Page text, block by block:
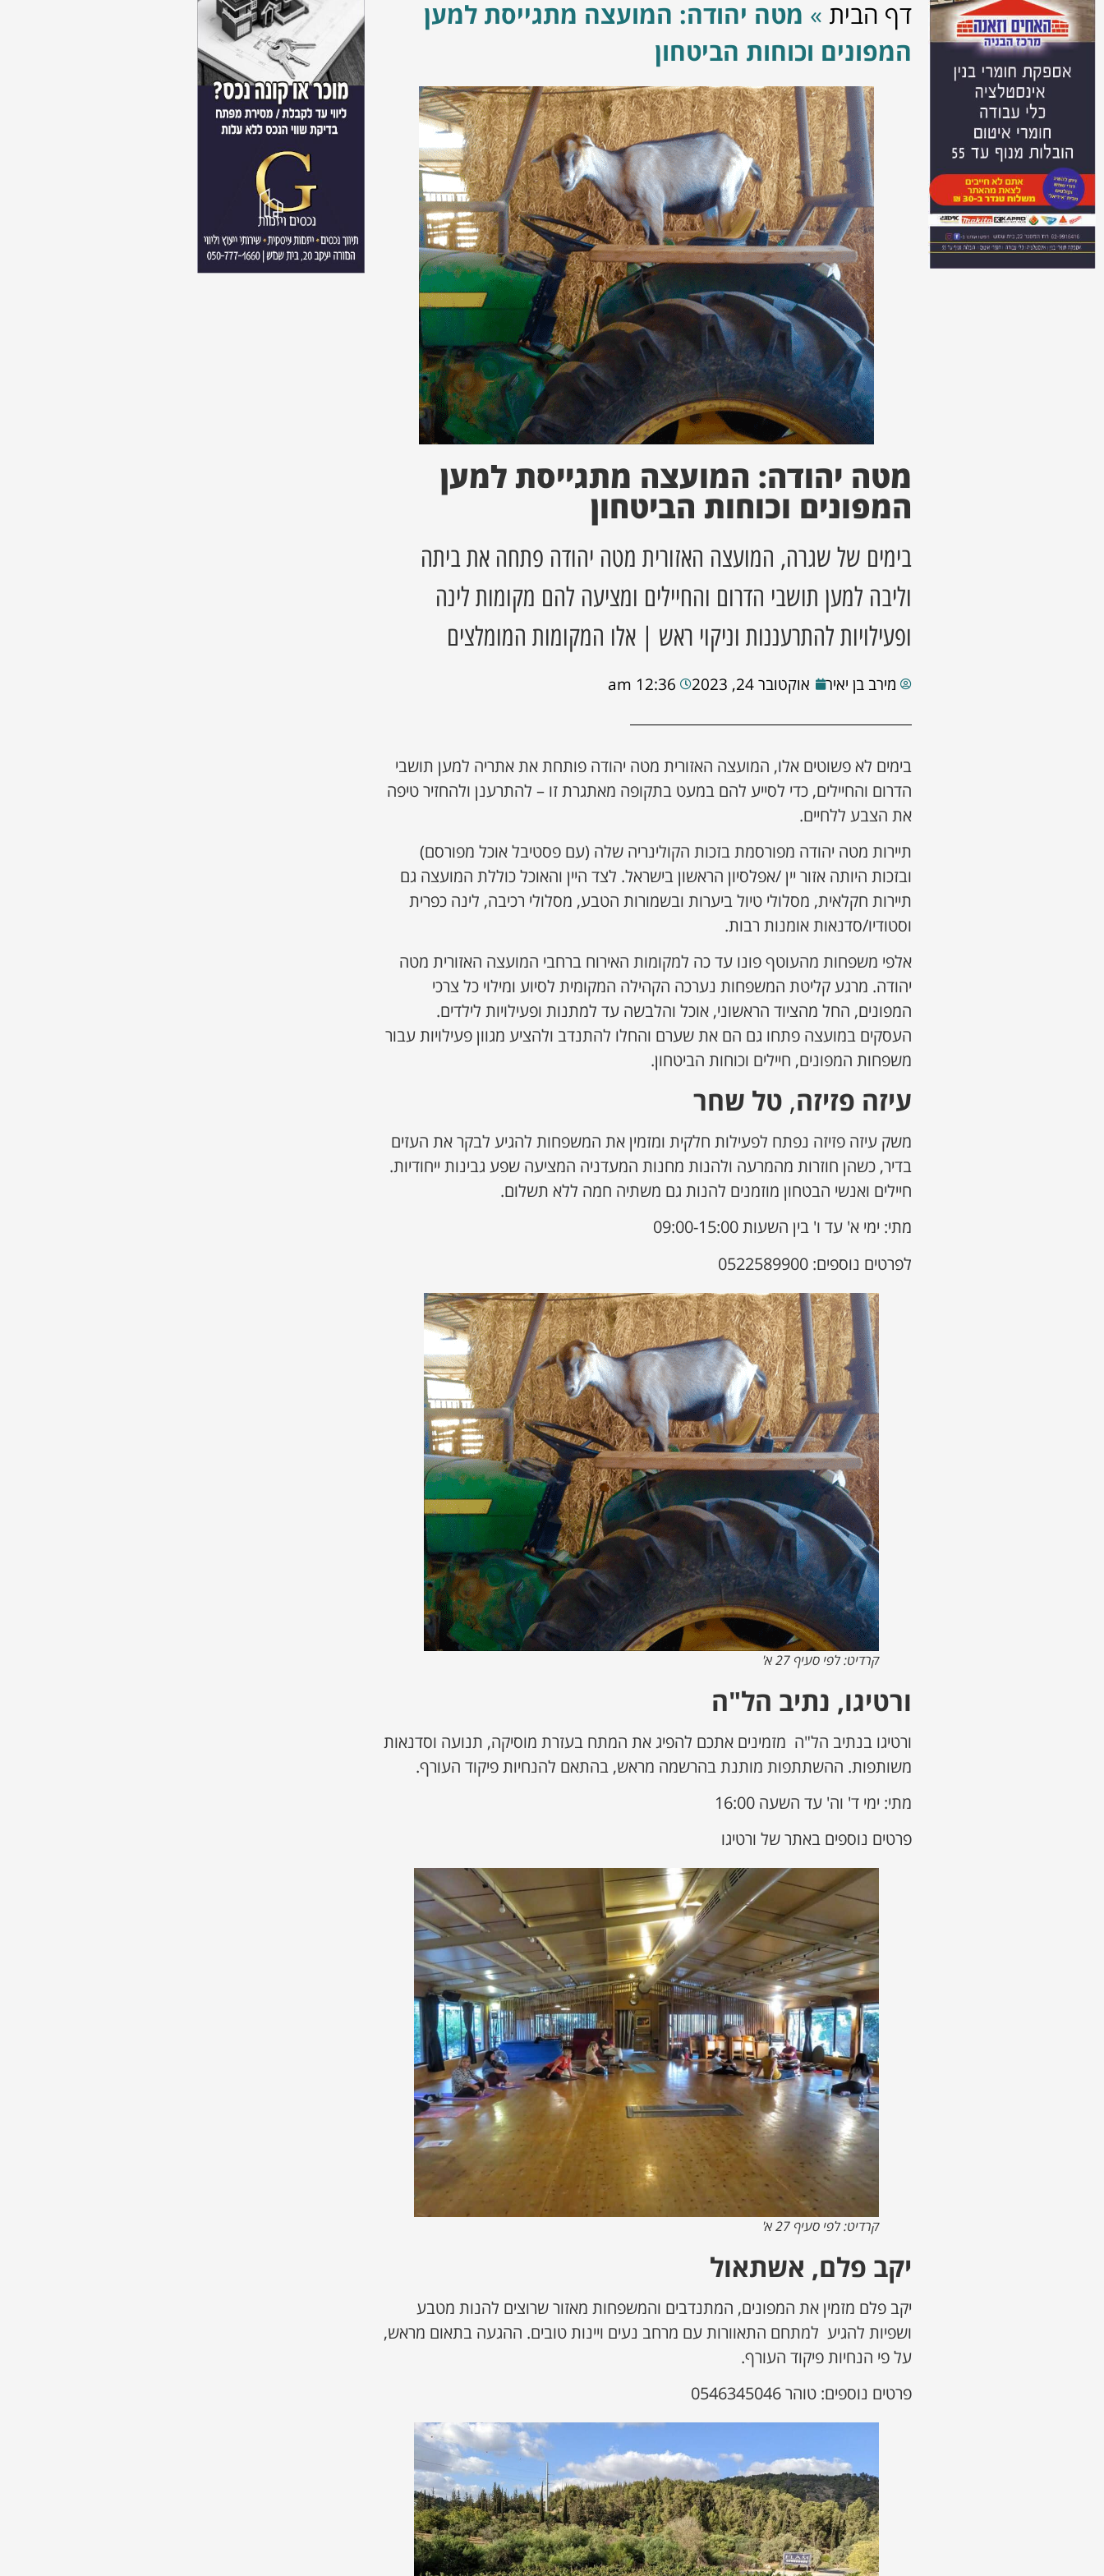
דף הבית » מטה יהודה: המועצה מתגייסת למען
המפונים וכוחות הביטחון
מטה יהודה: המועצה מתגייסת למען
המפונים וכוחות הביטחון
בימים של שגרה, המועצה האזורית מטה יהודה פתחה את ביתה
וליבה למען תושבי הדרום והחיילים ומציעה להם מקומות לינה
ופעילויות להתרעננות וניקוי ראש | אלו המקומות המומלצים
מירב בן יאיר אוקטובר 24, 2023 12:36 am
בימים לא פשוטים אלו, המועצה האזורית מטה יהודה פותחת את אתריה למען תושבי
הדרום והחיילים, כדי לסייע להם במעט בתקופה מאתגרת זו – להתרענן ולהחזיר טיפה
את הצבע ללחיים.
תיירות מטה יהודה מפורסמת בזכות הקולינריה שלה (עם פסטיבל אוכל מפורסם)
ובזכות היותה אזור יין /אפלסיון הראשון בישראל. לצד היין והאוכל כוללת המועצה גם
תיירות חקלאית, מסלולי טיול ביערות ובשמורות הטבע, מסלולי רכיבה, לינה כפרית
וסטודיו/סדנאות אומנות רבות.
אלפי משפחות מהעוטף פונו עד כה למקומות האירוח ברחבי המועצה האזורית מטה
יהודה. מרגע קליטת המשפחות נערכה הקהילה המקומית לסיוע ומילוי כל צרכי
המפונים, החל מהציוד הראשוני, אוכל והלבשה עד למתנות ופעילויות לילדים.
העסקים במועצה פתחו גם הם את שערם והחלו להתנדב ולהציע מגוון פעילויות עבור
משפחות המפונים, חיילים וכוחות הביטחון.
עיזה פזיזה, טל שחר
משק עיזה פזיזה נפתח לפעילות חלקית ומזמין את המשפחות להגיע לבקר את העזים
בדיר, כשהן חוזרות מהמרעה ולהנות מחנות המעדניה המציעה שפע גבינות ייחודיות.
חיילים ואנשי הבטחון מוזמנים להנות גם משתיה חמה ללא תשלום.
מתי: ימי א' עד ו' בין השעות 09:00-15:00
לפרטים נוספים: 0522589900
קרדיט: לפי סעיף 27 א'
ורטיגו, נתיב הל"ה
ורטיגו בנתיב הל"ה מזמינים אתכם להפיג את המתח בעזרת מוסיקה, תנועה וסדנאות
משותפות. ההשתתפות מותנת בהרשמה מראש, בהתאם להנחיות פיקוד העורף.
מתי: ימי ד' וה' עד השעה 16:00
פרטים נוספים באתר של ורטיגו
קרדיט: לפי סעיף 27 א'
יקב פלם, אשתאול
יקב פלם מזמין את המפונים, המתנדבים והמשפחות מאזור שרוצים להנות מטבע
ושפיות להגיע למתחם התאוורות עם מרחב נעים ויינות טובים. ההגעה בתאום מראש,
על פי הנחיות פיקוד העורף.
פרטים נוספים: טוהר 0546345046